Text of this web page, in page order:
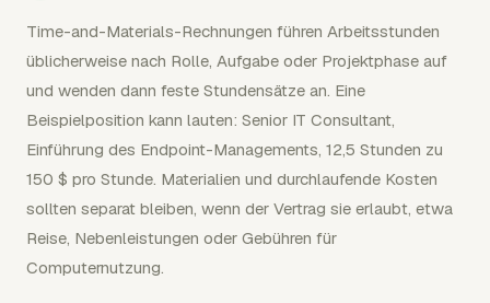
Time-and-Materials-Rechnungen führen Arbeitsstunden
üblicherweise nach Rolle, Aufgabe oder Projektphase auf
und wenden dann feste Stundensätze an. Eine
Beispielposition kann lauten: Senior IT Consultant,
Einführung des Endpoint-Managements, 12,5 Stunden zu
150 $ pro Stunde. Materialien und durchlaufende Kosten
sollten separat bleiben, wenn der Vertrag sie erlaubt, etwa
Reise, Nebenleistungen oder Gebühren für
Computernutzung.